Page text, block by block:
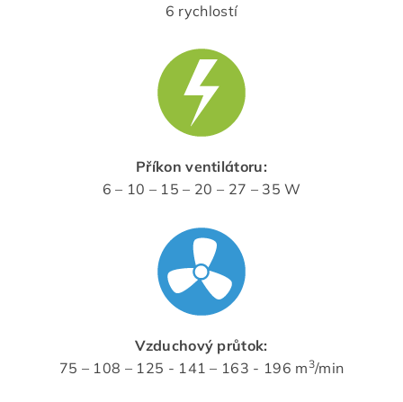
6 rychlostí
Příkon ventilátoru:
6 – 10 – 15 – 20 – 27 – 35 W
Vzduchový průtok:
75 – 108 – 125 - 141 – 163 - 196 m 3/min